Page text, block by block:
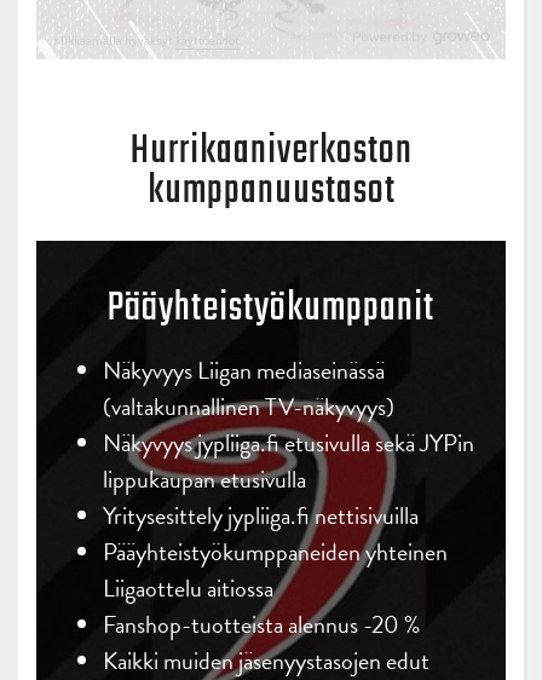
Hurrikaaniverkoston
kumppanuustasot
Pääyhteistyökumppanit
Näkyvyys Liigan mediaseinässä
(valtakunnallinen TV-näkyvyys)
Näkyvyys jypliiga.fi etusivulla sekä JYPin
lippukaupan etusivulla
Yritysesittely jypliiga.fi nettisivuilla
Pääyhteistyökumppaneiden yhteinen
Liigaottelu aitiossa
Fanshop-tuotteista alennus -20 %
Kaikki muiden jäsenyystasojen edut